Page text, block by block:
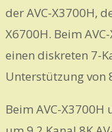
der AVC-X3700H,
X6700H. Beim
einen diskreten 7-
Unterstützung von
Beim AVC-X3700H